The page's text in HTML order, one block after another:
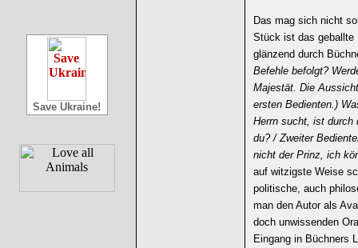
Save Ukraine!
Das mag sich nicht
Stück ist das geballte
glänzend durch
Befehle befolgt?
Majestät. Die
ersten Bedienten.)
Herrn sucht, ist durch
du? / Zweiter
nicht der Prinz, ich
auf witzigste Weise
politische, auch
man den Autor als
doch unwissenden
Eingang in Büchners